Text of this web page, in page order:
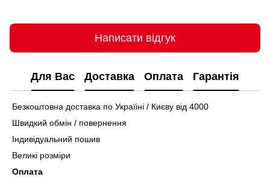
Написати відгук
Для Вас Доставка Оплата Гарантія
Безкоштовна доставка по Україіні / Києву від 4000
Швидкий обмін / повернення
Індивідуальний пошив
Великі розміри
Оплата